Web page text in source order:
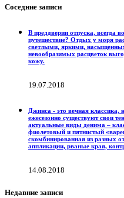
Соседние записи
В преддверии отпуска, всегда
путешествие? Отдых у моря
светлыми, яркими,
невообразимых расцветок
кожу.
19.07.2018
Джинса - это вечная
ежесезонно существуют свои
актуальные виды денима –
фиолетовый и пятнистый
скомбинированная из разных
аппликации, рваные края,
14.08.2018
Недавние записи